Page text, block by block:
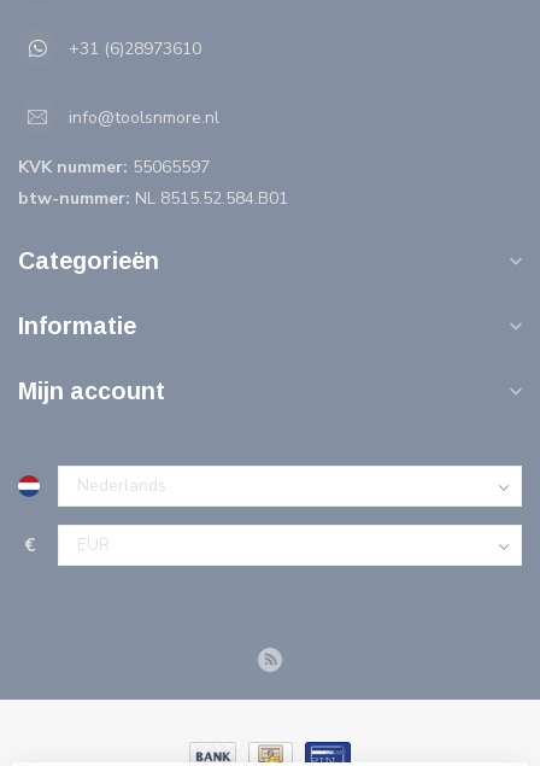
+31 (6)28973610
info@toolsnmore.nl
KVK nummer: 55065597
btw-nummer: NL 8515.52.584.B01
Categorieën
Informatie
Mijn account
€